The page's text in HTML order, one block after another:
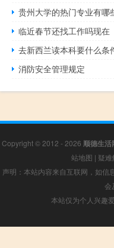
贵州大学的热门专业有哪
临近春节还找工作吗现在
去新西兰读本科要什么条
消防安全管理规定
Copyright © 2012 - 2026 顺德生活
站地图 | 疑难
声明：本站内容来自互联网，如
会
本站仅为个人兴趣